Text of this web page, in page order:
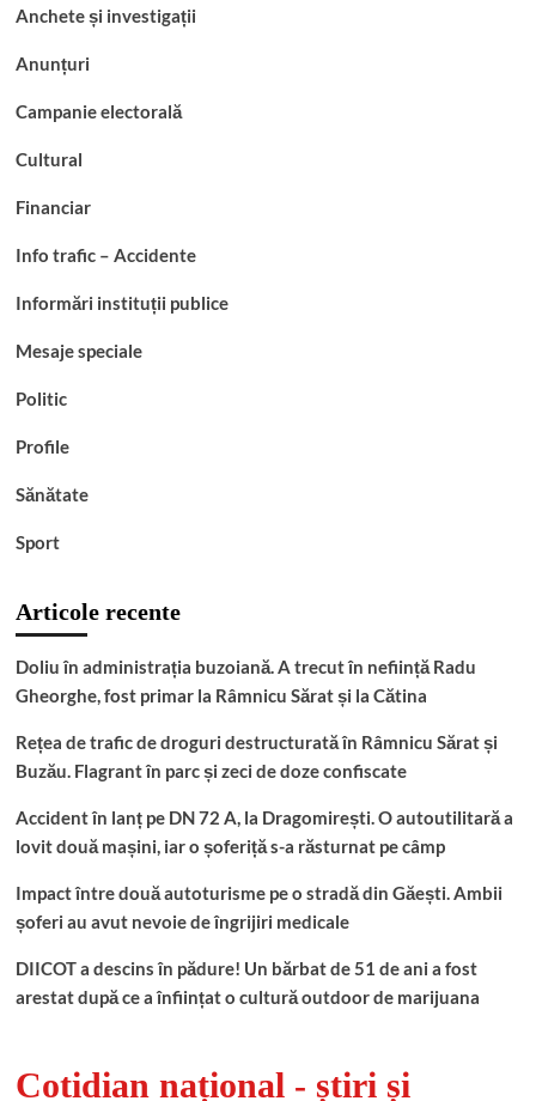
Anchete și investigații
Anunțuri
Campanie electorală
Cultural
Financiar
Info trafic – Accidente
Informări instituții publice
Mesaje speciale
Politic
Profile
Sănătate
Sport
Articole recente
Doliu în administrația buzoiană. A trecut în neființă Radu
Gheorghe, fost primar la Râmnicu Sărat și la Cătina
Rețea de trafic de droguri destructurată în Râmnicu Sărat și
Buzău. Flagrant în parc și zeci de doze confiscate
Accident în lanț pe DN 72 A, la Dragomirești. O autoutilitară a
lovit două mașini, iar o șoferiță s-a răsturnat pe câmp
Impact între două autoturisme pe o stradă din Găești. Ambii
șoferi au avut nevoie de îngrijiri medicale
DIICOT a descins în pădure! Un bărbat de 51 de ani a fost
arestat după ce a înființat o cultură outdoor de marijuana
Cotidian național - știri și